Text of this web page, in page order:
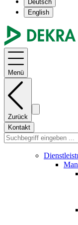
Deutsch
English
Menü
Zurück
Kontakt